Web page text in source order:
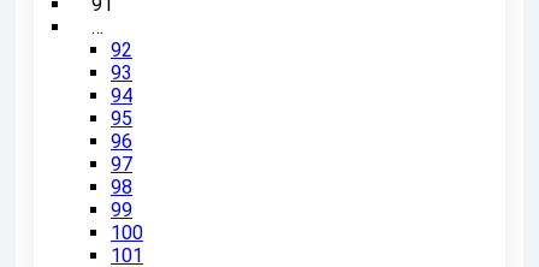
91
…
92
93
94
95
96
97
98
99
100
101